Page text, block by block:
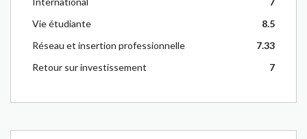
Vie étudiante
8.5
Réseau et insertion professionnelle
7.33
Retour sur investissement
7